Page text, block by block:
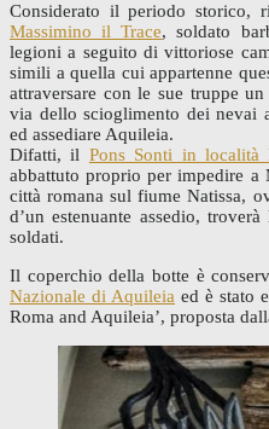
Considerato il periodo storico,
Massimino il Trace, soldato
legioni a seguito di vittoriose
simili a quella cui appartenne
attraversare con le sue truppe
via dello scioglimento dei nevai
ed assediare Aquileia.
Difatti, il Pons Sonti in località
abbattuto proprio per impedire
città romana sul fiume Natissa,
d’un estenuante assedio,
soldati.
Il coperchio della botte è
Nazionale di Aquileia ed è stato
Roma and Aquileia’, proposta